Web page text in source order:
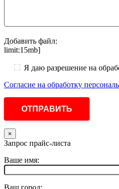
Добавить файл:
limit:15mb]
Я даю разрешение на
Согласие на обработку
×
Запрос прайс-листа
Ваше имя: